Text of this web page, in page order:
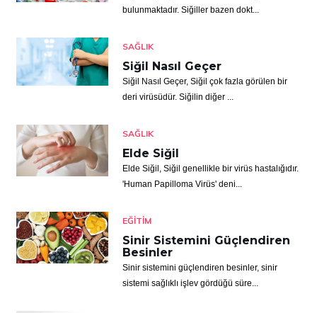
bulunmaktadır. Siğiller bazen dokt...
SAĞLIK
Siğil Nasıl Geçer
Siğil Nasıl Geçer, Siğil çok fazla görülen bir
deri virüsüdür. Siğilin diğer ...
SAĞLIK
Elde Siğil
Elde Siğil, Siğil genellikle bir virüs hastalığıdır.
'Human Papilloma Virüs' deni...
EĞITIM
Sinir Sistemini Güçlendiren
Besinler
Sinir sistemini güçlendiren besinler, sinir
sistemi sağlıklı işlev gördüğü süre...